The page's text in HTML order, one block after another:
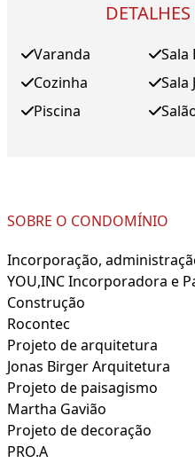
Varanda
Cozinha
Piscina
Sala
Sala
SOBRE O CONDOMÍNIO
Incorporação,
YOU,INC Incorporadora e
Construção
Rocontec
Projeto de arquitetura
Jonas Birger Arquitetura
Projeto de paisagismo
Martha Gavião
Projeto de decoração
PRO.A